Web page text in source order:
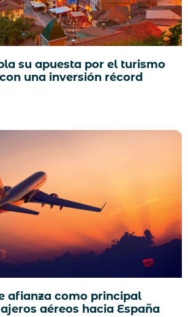
su apuesta por el turismo
una inversión récord
afianza como principal
aéreos hacia España